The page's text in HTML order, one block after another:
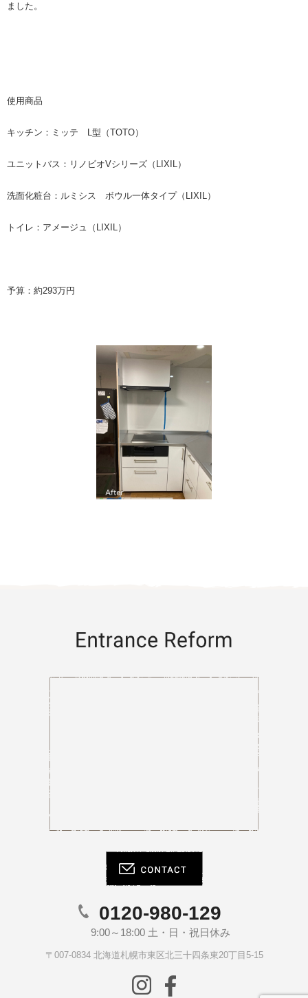
ました。
使用商品
キッチン：ミッテ L型（TOTO）
ユニットバス：リノビオVシリーズ（LIXIL）
洗面化粧台：ルミシス ボウル一体タイプ（LIXIL）
トイレ：アメージュ（LIXIL）
予算：約293万円
0120-980-129
9:00～18:00 土・日・祝日休み
〒007-0834 北海道札幌市東区北三十四条東20丁目5-15